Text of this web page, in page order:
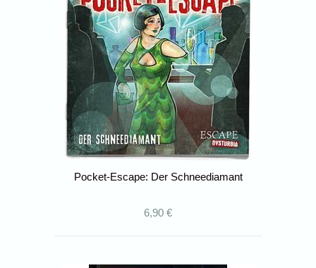
Pocket-Escape: Der Schneediamant
6,90 €